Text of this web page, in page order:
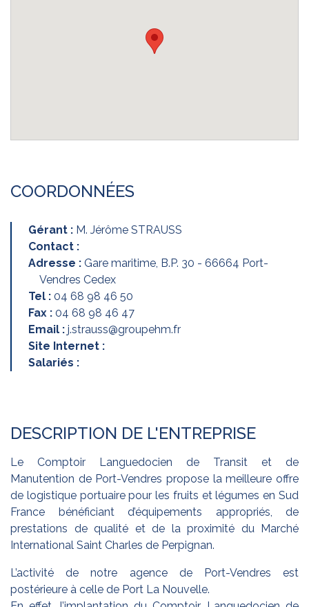
COORDONNÉES
Gérant : M. Jérôme STRAUSS
Contact :
Adresse : Gare maritime, B.P. 30 - 66664 Port-
Vendres Cedex
Tel : 04 68 98 46 50
Fax : 04 68 98 46 47
Email : j.strauss@groupehm.fr
Site Internet :
Salariés :
DESCRIPTION DE L'ENTREPRISE
Le Comptoir Languedocien de Transit et de
Manutention de Port-Vendres propose la meilleure offre
de logistique portuaire pour les fruits et légumes en Sud
France bénéficiant d’équipements appropriés, de
prestations de qualité et de la proximité du Marché
International Saint Charles de Perpignan.
L’activité de notre agence de Port-Vendres est
postérieure à celle de Port La Nouvelle.